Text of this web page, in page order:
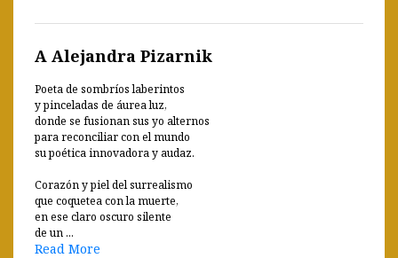
A Alejandra Pizarnik
Poeta de sombríos laberintos
y pinceladas de áurea luz,
donde se fusionan sus yo alternos
para reconciliar con el mundo
su poética innovadora y audaz.
Corazón y piel del surrealismo
que coquetea con la muerte,
en ese claro oscuro silente
de un ...
Read More